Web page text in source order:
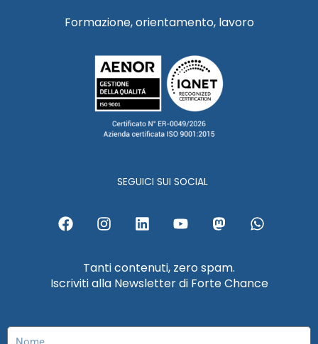
Formazione, orientamento, lavoro
SEGUICI SUI SOCIAL
F
a
b
o
I
n
t
a
g
L
i
e
d
Y
o
u
b
M
a
o
d
W
h
a
Tanti contenuti, zero spam.
Iscriviti alla Newsletter di Forte Chance